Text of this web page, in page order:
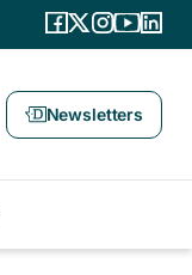
Newsletters